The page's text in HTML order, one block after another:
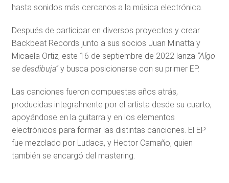
hasta sonidos más cercanos a la música electrónica.
Después de participar en diversos proyectos y crear
Backbeat Records junto a sus socios Juan Minatta y
Micaela Ortiz, este 16 de septiembre de 2022 lanza “Algo
se desdibuja”y busca posicionarse con su primer EP.
Las canciones fueron compuestas años atrás,
producidas integralmente por el artista desde su cuarto,
apoyándose en la guitarra y en los elementos
electrónicos para formar las distintas canciones. El EP
fue mezclado por Ludaca, y Hector Camaño, quien
también se encargó del mastering.